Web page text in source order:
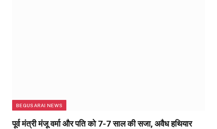
BEGUSARAI NEWS
पूर्व मंत्री मंजू वर्मा और पति को 7-7 साल की सजा, अवैध हथियार